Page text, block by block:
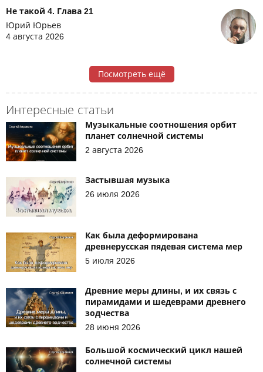
Не такой 4. Глава 21
Юрий Юрьев
4 августа 2026
Посмотреть ещё
Интересные статьи
Музыкальные соотношения орбит
планет солнечной системы
2 августа 2026
Застывшая музыка
26 июля 2026
Как была деформирована
древнерусская пядевая система мер
5 июля 2026
Древние меры длины, и их связь с
пирамидами и шедеврами древнего
зодчества
28 июня 2026
Большой космический цикл нашей
солнечной системы